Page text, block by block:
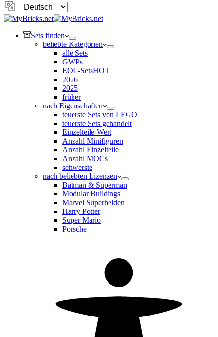
Sprache
ändern
Sets finden
beliebte Kategorien
alle Sets
GWPs
EOL-SetsHOT
2026
2025
früher
nach Eigenschaften
teuerste Sets von LEGO
teuerste Sets gehandelt
Einzelteile-Wert
Anzahl Minifiguren
Anzahl Einzelteile
Anzahl MOCs
schwerste
nach beliebten Lizenzen
Batman & Superman
Modular Buildings
Marvel Superhelden
Harry Potter
Super Mario
Porsche